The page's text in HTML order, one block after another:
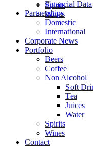
Spirits
Wines
Financial Data
Partnerships
Domestic
International
Corporate News
Portfolio
Beers
Coffee
Non Alcohol
Soft
Tea
Juices
Water
Spirits
Wines
Contact